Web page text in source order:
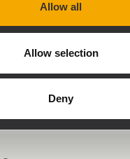
Allow all
Allow selection
Deny